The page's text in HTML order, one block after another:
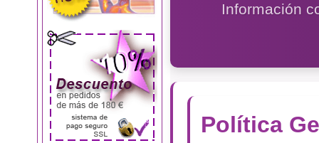
Información
Política